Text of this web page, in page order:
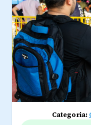
Categoria: